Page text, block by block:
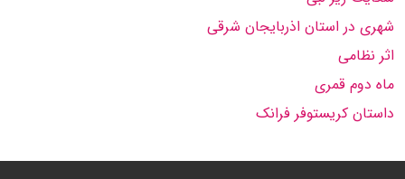
شهری در استان اذربایجان شرقی
اثر نظامی
ماه دوم قمری
داستان کریستوفر فرانک